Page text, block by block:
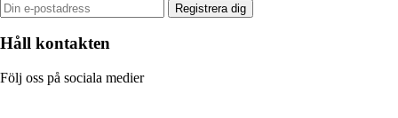
Registrera dig
Håll kontakten
Följ oss på sociala medier